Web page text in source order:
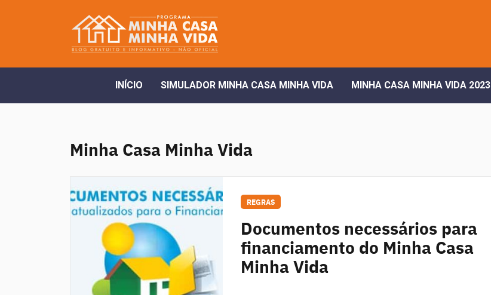
INÍCIO SIMULADOR MINHA CASA MINHA VIDA MINHA CASA MINHA VIDA 2023
Minha Casa Minha Vida
REGRAS
Documentos necessários para
financiamento do Minha Casa
Minha Vida